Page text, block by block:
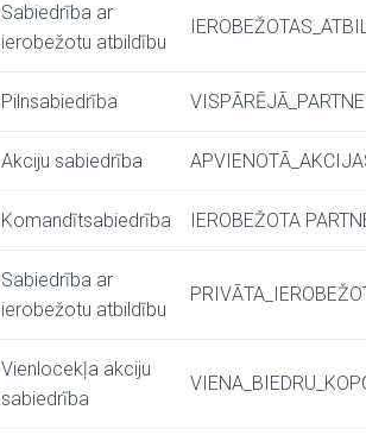
Sabiedrība ar
ierobežotu atbildību
Pilnsabiedrība
Akciju sabiedrība
Komandītsabiedrība IEROBEŽOTA
Sabiedrība ar
ierobežotu atbildību
Vienlocekļa akciju
sabiedrība